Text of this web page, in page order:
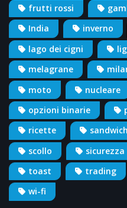
frutti rossi
India
inverno
lago dei cigni
melagrane
moto
nucleare
opzioni binarie
ricette
sandwich
scollo
sicurezza
toast
trading
wi-fi